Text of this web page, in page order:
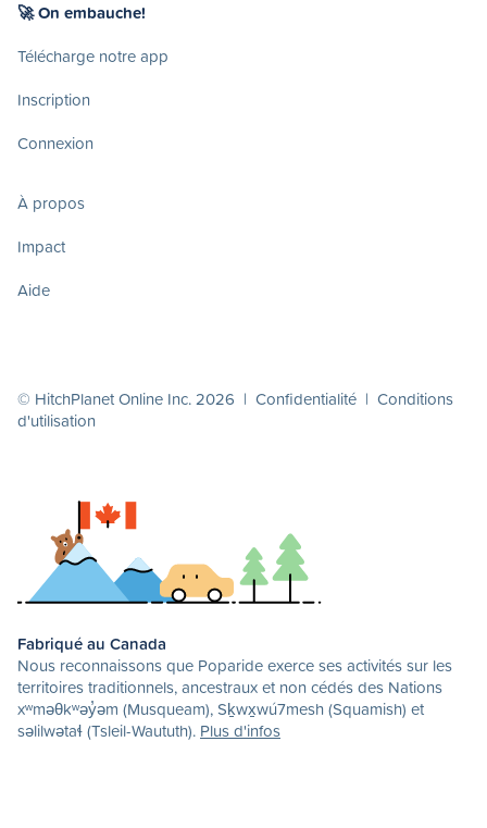
🚀 On embauche!
Télécharge notre app
Inscription
Connexion
À propos
Impact
Aide
© HitchPlanet Online Inc. 2026 | Confidentialité | Conditions
d'utilisation
Fabriqué au Canada
Nous reconnaissons que Poparide exerce ses activités sur les
territoires traditionnels, ancestraux et non cédés des Nations
xʷməθkʷəy̓əm (Musqueam), Sḵwx̱wú7mesh (Squamish) et
səlilwətaɬ (Tsleil-Waututh). Plus d'infos